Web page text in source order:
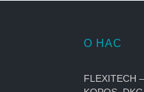
О НАС
FLEXITECH